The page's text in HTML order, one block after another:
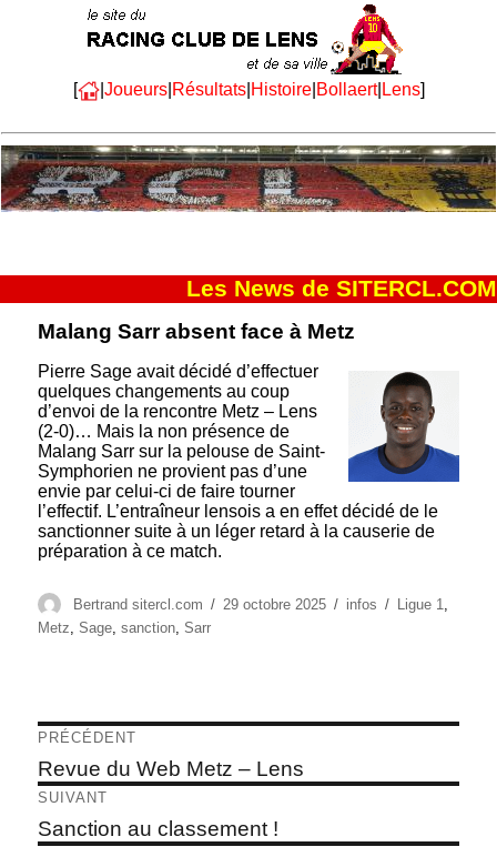
[ | Joueurs| Résultats| Histoire| Bollaert| Lens]
Les News de SITERCL.COM
Malang Sarr absent face à Metz
Pierre Sage avait décidé d’effectuer
quelques changements au coup
d’envoi de la rencontre Metz – Lens
(2-0)… Mais la non présence de
Malang Sarr sur la pelouse de Saint-
Symphorien ne provient pas d’une
envie par celui-ci de faire tourner
l’effectif. L’entraîneur lensois a en effet décidé de le
sanctionner suite à un léger retard à la causerie de
préparation à ce match.
Auteur
Bertrand sitercl.com
Publié
29 octobre 2025 Catégories
infos Étiquettes
Ligue 1
Metz,Sage,sanction,Sarr
Navigation
de
l’article
PRÉCÉDENT
Article
précédent :
Revue du Web Metz – Lens
SUIVANT
Article
suivant :
Sanction au classement !